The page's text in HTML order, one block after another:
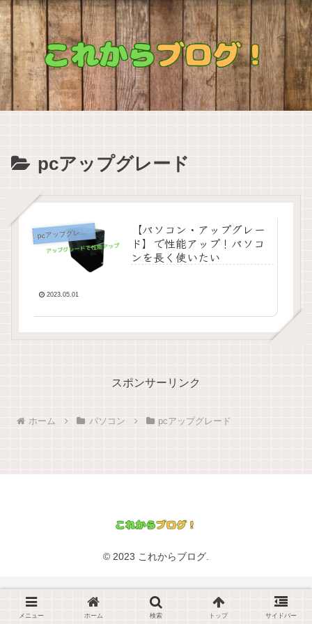
pcアップグレード
p
cアップグレード
【パソコン・アップグレー
ド】で性能アップ！パソコ
ンを長く使いたい
2023.05.01
スポンサーリンク
ホーム パソコン pcアップグレード
© 2023 これからブログ.
メニュー ホーム 検索 トップ サイドバー